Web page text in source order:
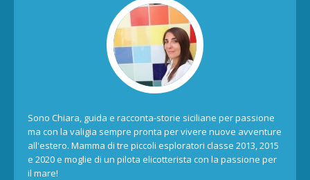
Sono Chiara, guida e racconta-storie siciliane per passione
ma con la valigia sempre pronta per vivere nuove avventure
all'estero. Mamma di tre piccoli esploratori classe 2013, 2015
e 2020 e moglie di un pilota elicotterista con la passione per
il mare!